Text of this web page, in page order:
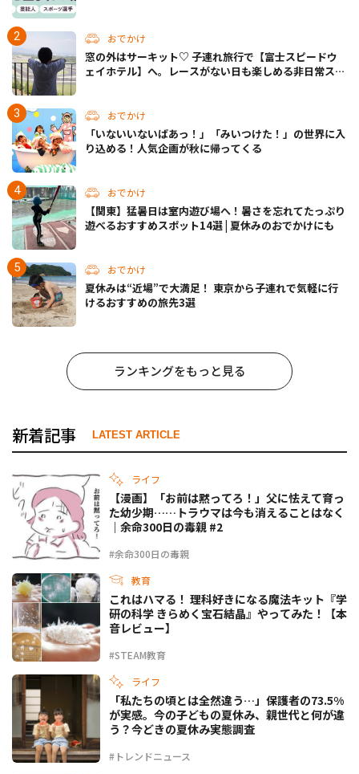
おでかけ
窓の外はサーキット♡ 子連れ旅行で【富士スピードウ
ェイホテル】へ。レースがない日も楽しめる非日常ステ
おでかけ
「いないいないばあっ！」「みいつけた！」の世界に入
り込める！人気企画が秋に帰ってくる
おでかけ
【関東】猛暑日は室内遊び場へ！暑さを忘れてたっぷり
遊べるおすすめスポット14選 | 夏休みのおでかけにも
おでかけ
夏休みは“近場”で大満足！ 東京から子連れで気軽に行
けるおすすめの旅先3選
ランキングをもっと見る
新着記事 LATEST ARTICLE
ライフ
#余命300日の毒親
【漫画】「お前は黙ってろ！」父に怯えて育っ
た幼少期……トラウマは今も消えることはなく
｜余命300日の毒親 #2
教育
#STEAM教育
これはハマる！ 理科好きになる魔法キット『学
研の科学 きらめく宝石結晶』やってみた！【本
音レビュー】
ライフ
#トレンドニュース
「私たちの頃とは全然違う…」保護者の73.5%
が実感。今の子どもの夏休み、親世代と何が違
う？今どきの夏休み実態調査